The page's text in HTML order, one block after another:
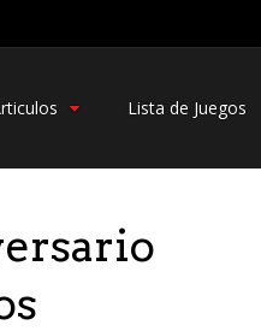
Lista de Juegos